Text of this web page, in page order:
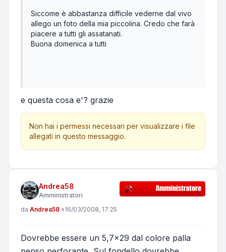
Siccome è abbastanza difficile vederne dal vivo
allego un foto della mia piccolina. Credo che farà
piacere a tutti gli assatanati.
Buona domenica a tutti
e questa cosa e'? grazie
Non hai i permessi necessari per visualizzare i file
allegati in questo messaggio.
Andrea58
Amministratori
Messaggio
da Andrea58 »16/03/2008, 17:25
Dovrebbe essere un 5,7x29 dal colore palla